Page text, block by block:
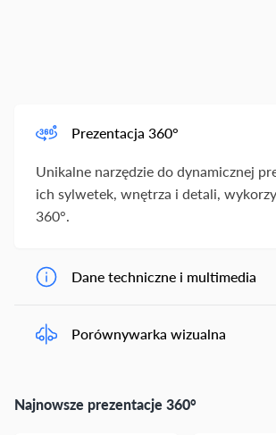
Prezentacja 360°
Unikalne narzędzie do dynamicznej
ich sylwetek, wnętrza i detali,
360°.
Dane techniczne i multimedia
Porównywarka wizualna
Najnowsze prezentacje 360°